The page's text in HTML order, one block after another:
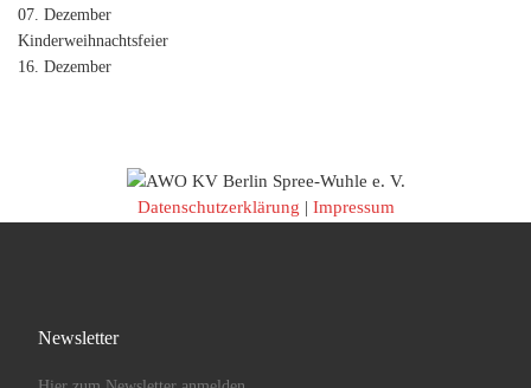
07. Dezember
Kinderweihnachtsfeier
16. Dezember
Datenschutzerklärung | Impressum
Newsletter